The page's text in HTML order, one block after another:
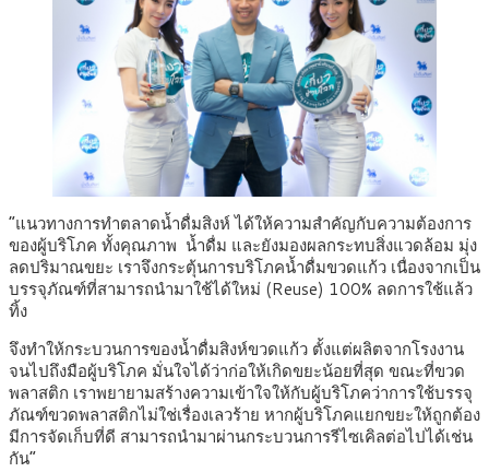
“แนวทางการทำตลาดน้ำดื่มสิงห์ ได้ให้ความสำคัญกับความต้องการ
ของผู้บริโภค ทั้งคุณภาพ น้ำดื่ม และยังมองผลกระทบสิ่งแวดล้อม มุ่ง
ลดปริมาณขยะ เราจึงกระตุ้นการบริโภคน้ำดื่มขวดแก้ว เนื่องจากเป็น
บรรจุภัณฑ์ที่สามารถนำมาใช้ได้ใหม่ (Reuse) 100% ลดการใช้แล้ว
ทิ้ง
จึงทำให้กระบวนการของน้ำดื่มสิงห์ขวดแก้ว ตั้งแต่ผลิตจากโรงงาน
จนไปถึงมือผู้บริโภค มั่นใจได้ว่าก่อให้เกิดขยะน้อยที่สุด ขณะที่ขวด
พลาสติก เราพยายามสร้างความเข้าใจให้กับผู้บริโภคว่าการใช้บรรจุ
ภัณฑ์ขวดพลาสติกไม่ใช่เรื่องเลวร้าย หากผู้บริโภคแยกขยะให้ถูกต้อง
มีการจัดเก็บที่ดี สามารถนำมาผ่านกระบวนการรีไซเคิลต่อไปได้เช่น
กัน”